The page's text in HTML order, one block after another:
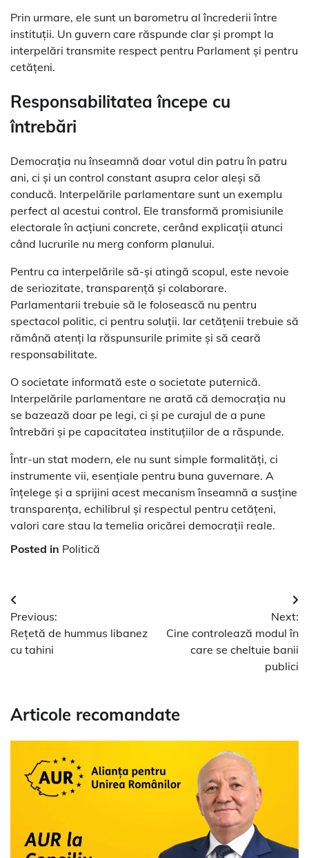
Prin urmare, ele sunt un barometru al încrederii între
instituții. Un guvern care răspunde clar și prompt la
interpelări transmite respect pentru Parlament și pentru
cetățeni.
Responsabilitatea începe cu
întrebări
Democrația nu înseamnă doar votul din patru în patru
ani, ci și un control constant asupra celor aleși să
conducă. Interpelările parlamentare sunt un exemplu
perfect al acestui control. Ele transformă promisiunile
electorale în acțiuni concrete, cerând explicații atunci
când lucrurile nu merg conform planului.
Pentru ca interpelările să-și atingă scopul, este nevoie
de seriozitate, transparență și colaborare.
Parlamentarii trebuie să le folosească nu pentru
spectacol politic, ci pentru soluții. Iar cetățenii trebuie să
rămână atenți la răspunsurile primite și să ceară
responsabilitate.
O societate informată este o societate puternică.
Interpelările parlamentare ne arată că democrația nu
se bazează doar pe legi, ci și pe curajul de a pune
întrebări și pe capacitatea instituțiilor de a răspunde.
Într-un stat modern, ele nu sunt simple formalități, ci
instrumente vii, esențiale pentru buna guvernare. A
înțelege și a sprijini acest mecanism înseamnă a susține
transparența, echilibrul și respectul pentru cetățeni,
valori care stau la temelia oricărei democrații reale.
Posted in Politică
Navigare
în
articole
Previous:
Rețetă de hummus libanez
cu tahini
Next:
Cine controlează modul în
care se cheltuie banii
publici
Articole recomandate